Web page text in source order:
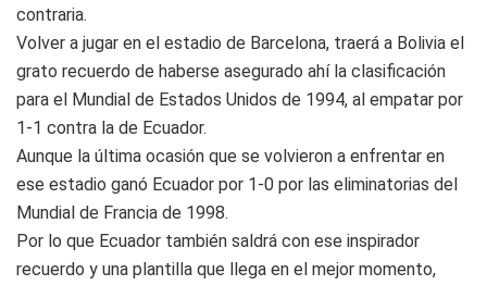
contraria.
Volver a jugar en el estadio de Barcelona, traerá a Bolivia el
grato recuerdo de haberse asegurado ahí la clasificación
para el Mundial de Estados Unidos de 1994, al empatar por
1-1 contra la de Ecuador.
Aunque la última ocasión que se volvieron a enfrentar en
ese estadio ganó Ecuador por 1-0 por las eliminatorias del
Mundial de Francia de 1998.
Por lo que Ecuador también saldrá con ese inspirador
recuerdo y una plantilla que llega en el mejor momento,